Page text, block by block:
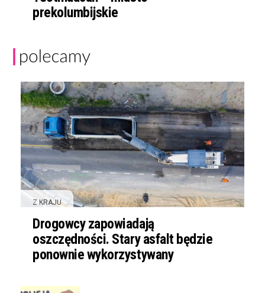
prekolumbijskie
Z KRAJU
Drogowcy zapowiadają
oszczędności. Stary asfalt będzie
ponownie wykorzystywany